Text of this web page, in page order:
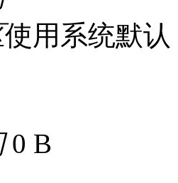
使用系统默认
0 B